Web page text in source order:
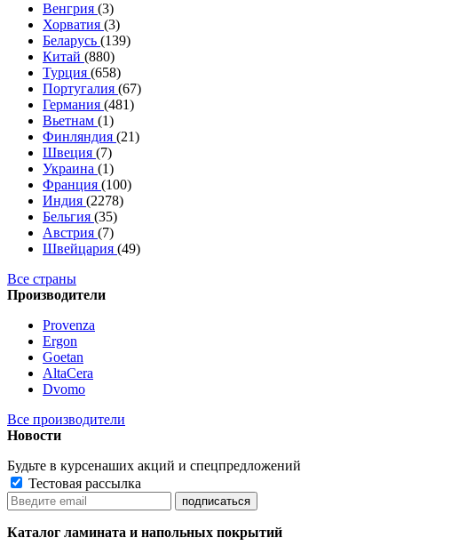
Венгрия (3)
Хорватия (3)
Беларусь (139)
Китай (880)
Турция (658)
Португалия (67)
Германия (481)
Вьетнам (1)
Финляндия (21)
Швеция (7)
Украина (1)
Франция (100)
Индия (2278)
Бельгия (35)
Австрия (7)
Швейцария (49)
Все страны
Производители
Provenza
Ergon
Goetan
AltaСera
Dvomo
Все производители
Новости
Будьте в курсенаших акций и спецпредложений
Тестовая рассылка
Каталог ламината и напольных покрытий